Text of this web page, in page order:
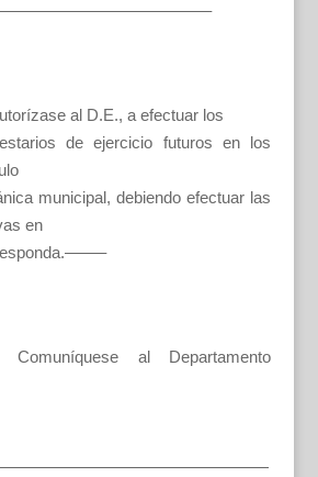
al D.E., a efectuar los
de ejercicio futuros en los
municipal, debiendo efectuar las
en
Comuníquese al Departamento